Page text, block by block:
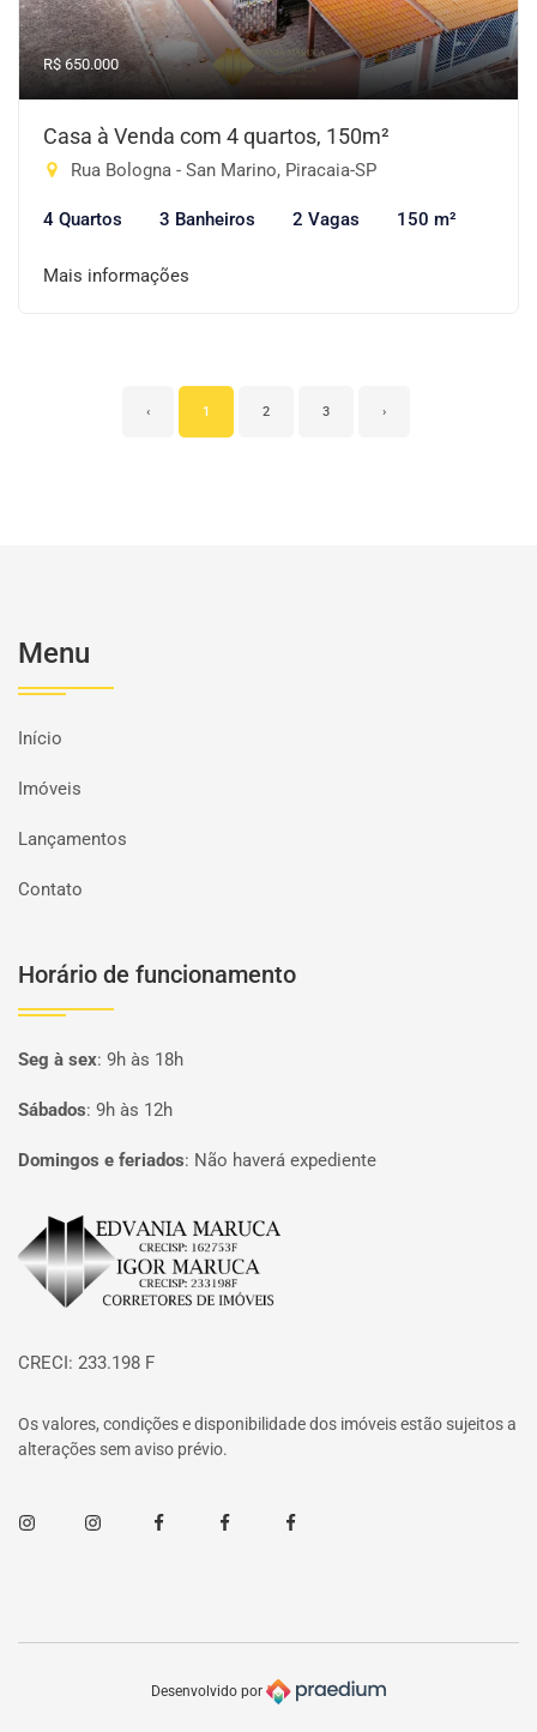
R$ 650.000
Casa à Venda com 4 quartos, 150m²
Rua Bologna - San Marino, Piracaia-SP
4 Quartos 3 Banheiros 2 Vagas 150 m²
Mais informações
‹ 1 2 3 ›
Menu
Início
Imóveis
Lançamentos
Contato
Horário de funcionamento
Seg à sex: 9h às 18h
Sábados: 9h às 12h
Domingos e feriados: Não haverá expediente
Página inicial
CRECI: 233.198 F
Os valores, condições e disponibilidade dos imóveis estão sujeitos a
alterações sem aviso prévio.
InstagramInstagramFacebookFacebookFacebook
Desenvolvido por